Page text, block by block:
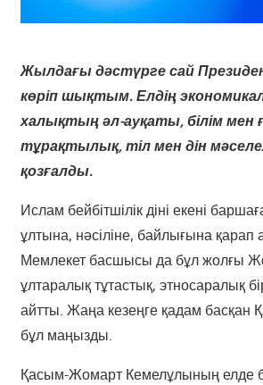
Жылдағы дәстүрге сай
көріп шықтым. Елдің
халықтың әл-ауқаты, білім мен
тұрақтылық, тіл мен дін
қозғалды.
Ислам бейбітшілік діні екені
ұлтына, нәсіліне, байлығына
Мемлекет басшысы да бұл жолғы
ұлтаралық тұтастық, этносаралық
айтты. Жаңа кезеңге қадам басқан
бұл маңызды.
Қасым-Жомарт Кемелұлының елде